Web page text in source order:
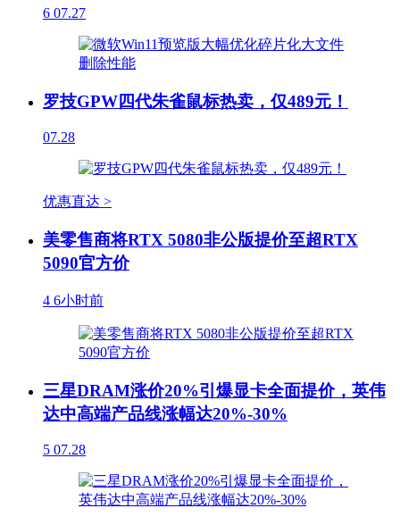
6 07.27
罗技GPW四代朱雀鼠标热卖，仅489元！
07.28
优惠直达 >
美零售商将RTX 5080非公版提价至超RTX
5090官方价
4 6小时前
三星DRAM涨价20%引爆显卡全面提价，英伟
达中高端产品线涨幅达20%-30%
5 07.28